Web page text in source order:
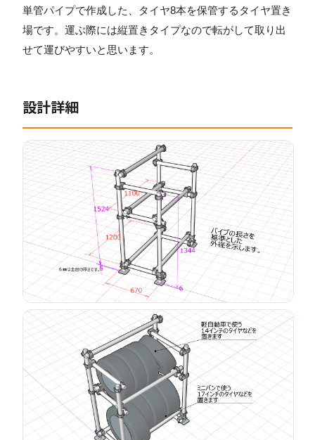
単管パイプで作成した、タイヤ8本を保管するタイヤ置き
場です。運ぶ際には縦置きタイプなので転がして取り出
せて運びやすいと思います。
設計詳細